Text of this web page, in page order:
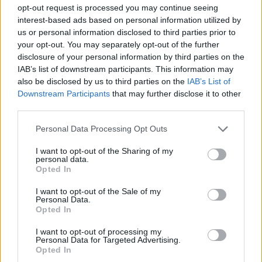
opt-out request is processed you may continue seeing
interest-based ads based on personal information utilized by
us or personal information disclosed to third parties prior to
your opt-out. You may separately opt-out of the further
disclosure of your personal information by third parties on the
IAB’s list of downstream participants. This information may
also be disclosed by us to third parties on the IAB’s List of
Downstream Participants that may further disclose it to other
Personal Data Processing Opt Outs
I want to opt-out of the Sharing of my
personal data.
Opted In
I want to opt-out of the Sale of my
Personal Data.
Opted In
I want to opt-out of processing my
Personal Data for Targeted Advertising.
Opted In
gatvė“, – pasakoja menininkas ir priduria, kad
šiandien stiklo meistrų Lietuvoje nedaug likę.
Daugiau nuotraukų (4)
R.Kriukas ir jo kūryba.
M.Savičiūtės nuotr.